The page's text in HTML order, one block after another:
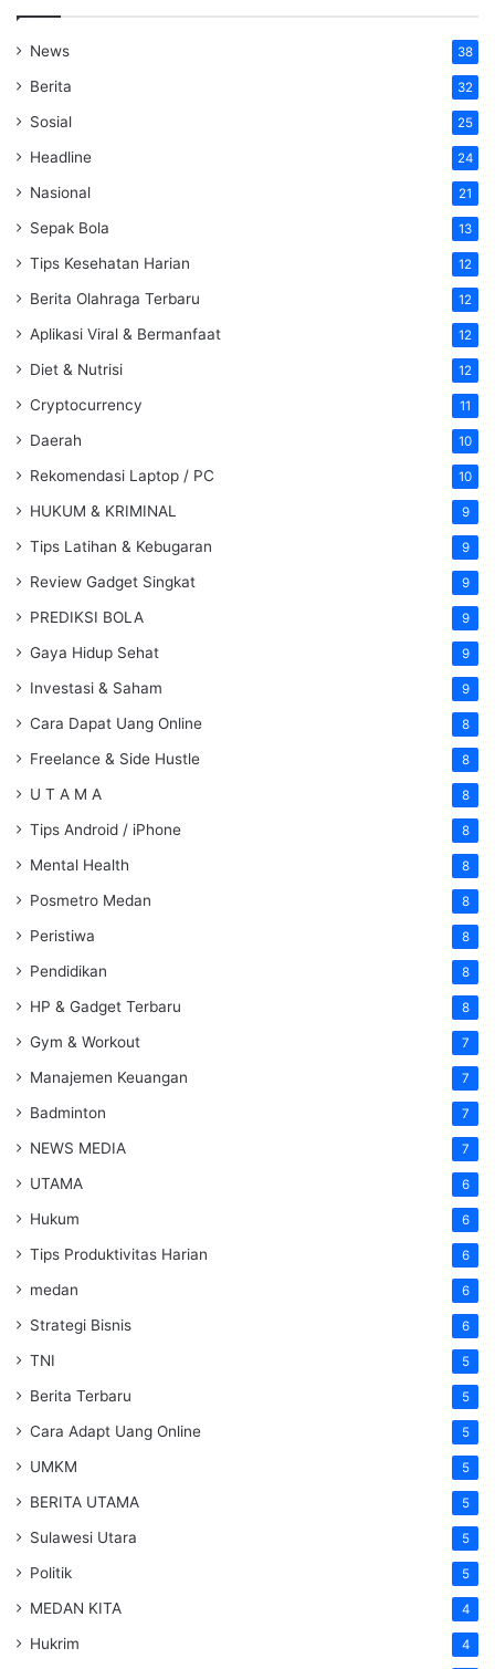
News 38
Berita 32
Sosial 25
Headline 24
Nasional 21
Sepak Bola 13
Tips Kesehatan Harian 12
Berita Olahraga Terbaru 12
Aplikasi Viral & Bermanfaat 12
Diet & Nutrisi 12
Cryptocurrency 11
Daerah 10
Rekomendasi Laptop / PC 10
HUKUM & KRIMINAL 9
Tips Latihan & Kebugaran 9
Review Gadget Singkat 9
PREDIKSI BOLA 9
Gaya Hidup Sehat 9
Investasi & Saham 9
Cara Dapat Uang Online 8
Freelance & Side Hustle 8
U T A M A 8
Tips Android / iPhone 8
Mental Health 8
Posmetro Medan 8
Peristiwa 8
Pendidikan 8
HP & Gadget Terbaru 8
Gym & Workout 7
Manajemen Keuangan 7
Badminton 7
NEWS MEDIA 7
UTAMA 6
Hukum 6
Tips Produktivitas Harian 6
medan 6
Strategi Bisnis 6
TNI 5
Berita Terbaru 5
Cara Adapt Uang Online 5
UMKM 5
BERITA UTAMA 5
Sulawesi Utara 5
Politik 5
MEDAN KITA 4
Hukrim 4